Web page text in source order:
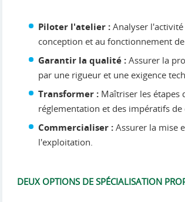
Piloter l'atelier : Analyser
conception et au fonctionnement
Garantir la qualité : Assurer la
par une rigueur et une exigence
Transformer : Maîtriser les étapes
réglementation et des impératifs de
Commercialiser : Assurer la mise
l'exploitation.
DEUX OPTIONS DE SPÉCIALISATION